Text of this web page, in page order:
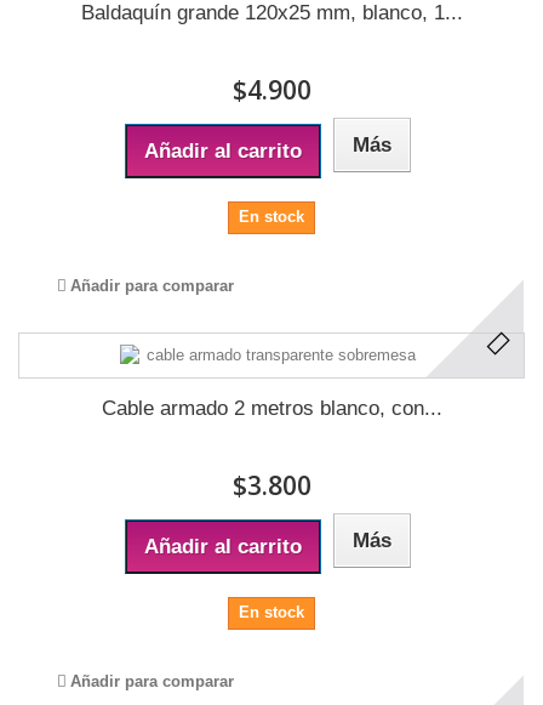
Baldaquín grande 120x25 mm, blanco, 1...
$4.900
Añadir al carrito Más
En stock
Añadir para comparar
Cable armado 2 metros blanco, con...
$3.800
Añadir al carrito Más
En stock
Añadir para comparar